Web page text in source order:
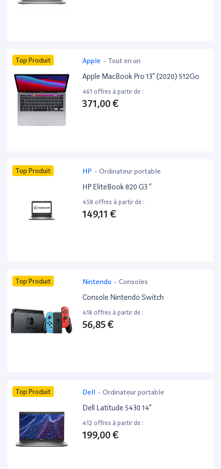
Top Produit Apple - Tout en un
Apple MacBook Pro 13” (2020) 512Go
461 offres à partir de :
371,00 €
Top Produit HP - Ordinateur portable
HP EliteBook 820 G3 ”
458 offres à partir de :
149,11 €
Top Produit Nintendo - Consoles
Console Nintendo Switch
418 offres à partir de :
56,85 €
Top Produit Dell - Ordinateur portable
Dell Latitude 5430 14”
412 offres à partir de :
199,00 €